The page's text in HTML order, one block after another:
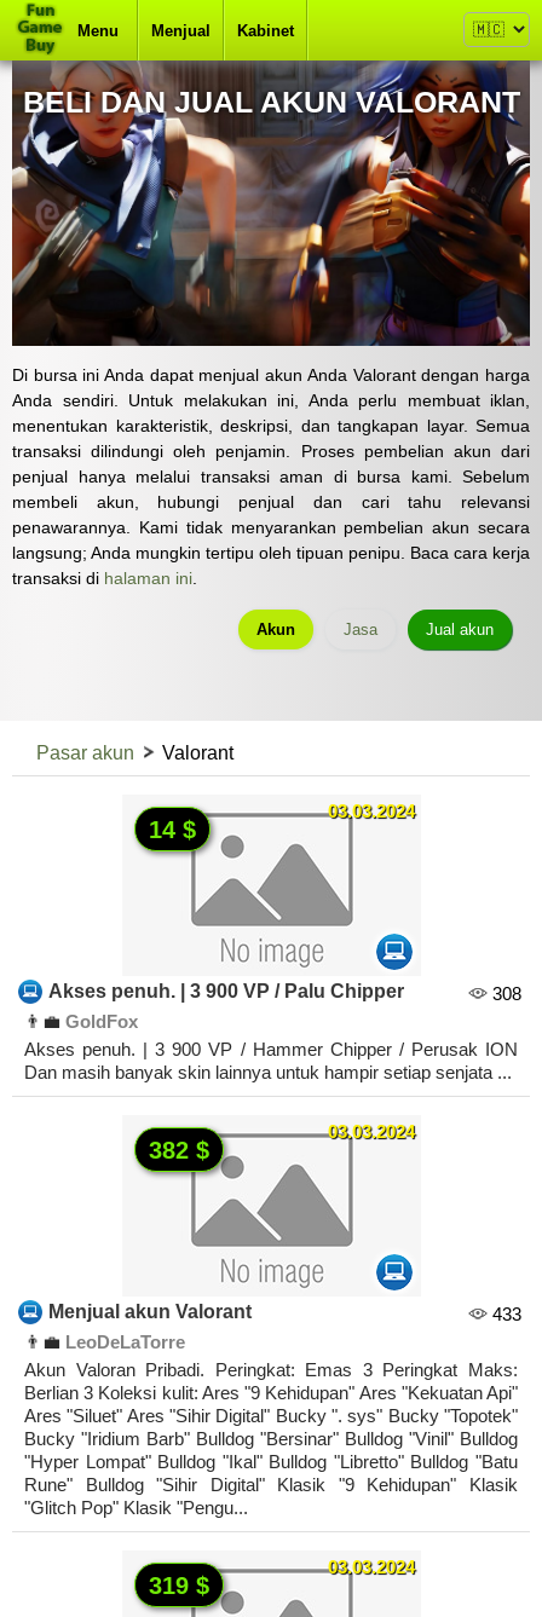
Menu Menjual Kabinet
BELI DAN JUAL AKUN VALORANT
Di bursa ini Anda dapat menjual akun Anda Valorant dengan harga
Anda sendiri. Untuk melakukan ini, Anda perlu membuat iklan,
menentukan karakteristik, deskripsi, dan tangkapan layar. Semua
transaksi dilindungi oleh penjamin. Proses pembelian akun dari
penjual hanya melalui transaksi aman di bursa kami. Sebelum
membeli akun, hubungi penjual dan cari tahu relevansi
penawarannya. Kami tidak menyarankan pembelian akun secara
langsung; Anda mungkin tertipu oleh tipuan penipu. Baca cara kerja
transaksi di halaman ini
Akun Jasa Jual akun
Pasar akun Valorant
03.03.2024
14 $
Akses penuh. | 3 900 VP / Palu Chipper
308
👨‍💼 GoldFox
Akses penuh. | 3 900 VP / Hammer Chipper / Perusak ION
Dan masih banyak skin lainnya untuk hampir setiap senjata ...
03.03.2024
382 $
Menjual akun Valorant
433
👨‍💼 LeoDeLaTorre
Akun Valoran Pribadi. Peringkat: Emas 3 Peringkat Maks:
Berlian 3 Koleksi kulit: Ares "9 Kehidupan" Ares "Kekuatan Api"
Ares "Siluet" Ares "Sihir Digital" Bucky ". sys" Bucky "Topotek"
Bucky "Iridium Barb" Bulldog "Bersinar" Bulldog "Vinil" Bulldog
"Hyper Lompat" Bulldog "Ikal" Bulldog "Libretto" Bulldog "Batu
Rune" Bulldog "Sihir Digital" Klasik "9 Kehidupan" Klasik
"Glitch Pop" Klasik "Pengu...
03.03.2024
319 $